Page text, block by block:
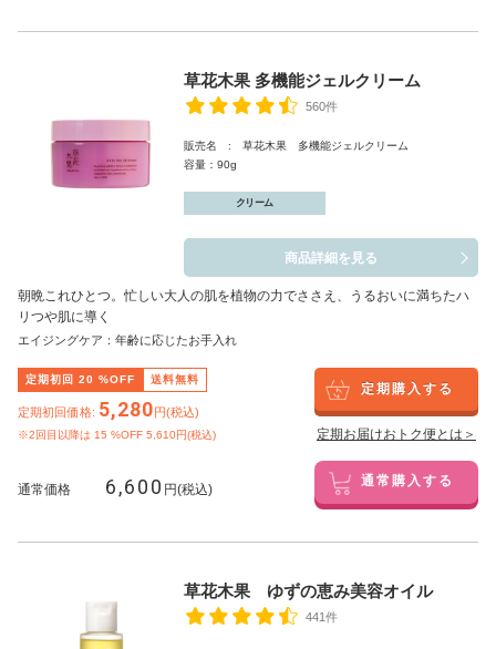
草花木果 多機能ジェルクリーム
560件
販売名 : 草花木果 多機能ジェルクリーム
容量：90g
クリーム
商品詳細を見る
朝晩これひとつ。忙しい大人の肌を植物の力でささえ、うるおいに満ちたハ
リつや肌に導く
エイジングケア：年齢に応じたお手入れ
定期初回 20 %OFF 送料無料
定期初回価格: 5,280円(税込)
※2回目以降は 15 %OFF 5,610円(税込)
定期購入する
定期お届けおトク便とは＞
通常価格 6,600 円(税込) 通常購入する
草花木果 ゆずの恵み美容オイル
441件